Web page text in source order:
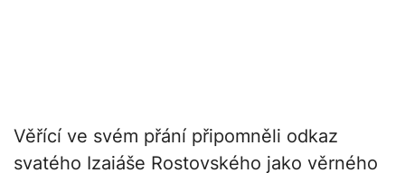
Věřící ve svém přání připomněli odkaz
svatého Izaiáše Rostovského jako věrného